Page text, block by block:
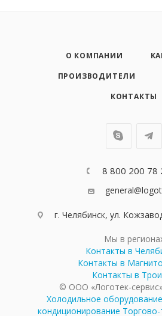
О КОМПАНИИ
ПРОИЗВОДИТЕЛИ
КОНТАКТЫ
8 800 200 78
г. Челябинск, ул.
Мы в
Контакты в
Контакты в
Контакты в
© ООО «Логотек-
Холодильное оборудование
кондиционирование Торгово-